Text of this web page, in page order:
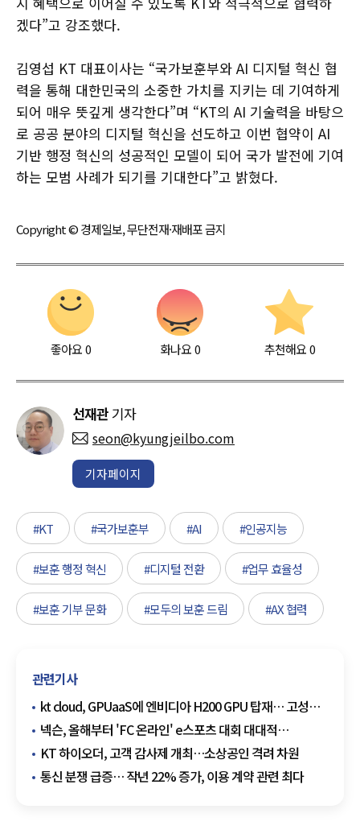
겠다”고 강조했다.
김영섭 KT 대표이사는 “국가보훈부와 AI 디지털 혁신 협
력을 통해 대한민국의 소중한 가치를 지키는 데 기여하게
되어 매우 뜻깊게 생각한다”며 “KT의 AI 기술력을 바탕으
로 공공 분야의 디지털 혁신을 선도하고 이번 협약이 AI
기반 행정 혁신의 성공적인 모델이 되어 국가 발전에 기여
하는 모범 사례가 되기를 기대한다”고 밝혔다.
Copyright © 경제일보, 무단전재·재배포 금지
좋아요0 화나요0 추천해요 0
선재관 기자
seon@kyungjeilbo.com
기자페이지
#KT #국가보훈부 #AI #인공지능
#보훈 행정 혁신 #디지털 전환 #업무 효율성
#보훈 기부 문화 #모두의 보훈 드림 #AX 협력
관련기사
kt cloud, GPUaaS에 엔비디아 H200 GPU 탑재… 고성능
AI 인프라 '최적화'
넥슨, 올해부터 'FC 온라인' e스포츠 대회 대대적
개편…"프랜차이즈화로 리그 경쟁력 높인다"
KT 하이오더, 고객 감사제 개최…소상공인 격려 차원
통신 분쟁 급증… 작년 22% 증가, 이용 계약 관련 최다